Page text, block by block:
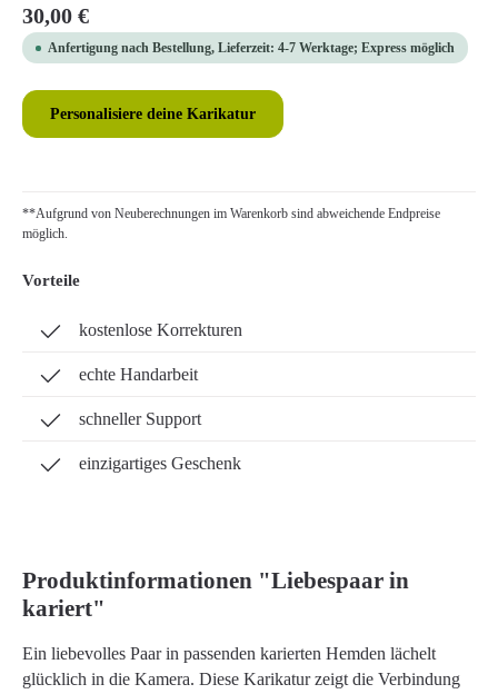
Regulärer Preis:
30,00 €
Anfertigung nach Bestellung, Lieferzeit: 4-7 Werktage; Express möglich
Personalisiere deine Karikatur
**Aufgrund von Neuberechnungen im Warenkorb sind abweichende Endpreise
möglich.
Vorteile
kostenlose Korrekturen
echte Handarbeit
schneller Support
einzigartiges Geschenk
Produktinformationen "Liebespaar in
kariert"
Ein liebevolles Paar in passenden karierten Hemden lächelt
glücklich in die Kamera. Diese Karikatur zeigt die Verbindung